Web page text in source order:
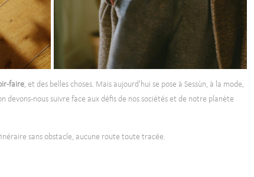
faire, et des belles choses. Mais aujourd'hui se pose à Sessùn, à la mode,
devons-nous suivre face aux défis de nos sociétés et de notre planète
sans obstacle, aucune route toute tracée.